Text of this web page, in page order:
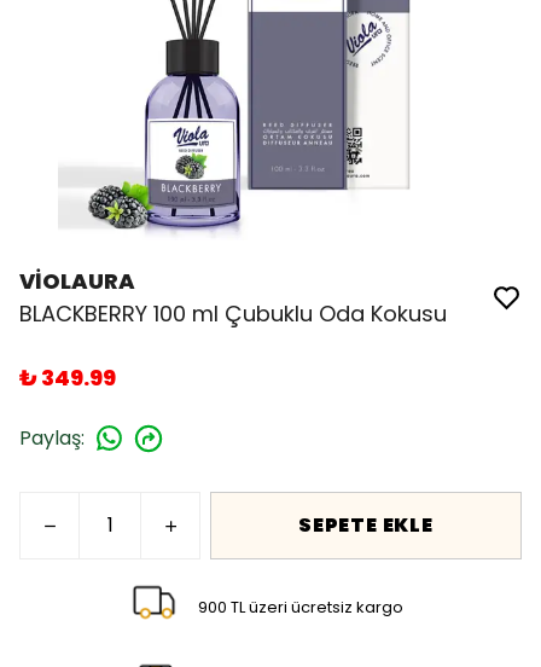
VİOLAURA
BLACKBERRY 100 ml Çubuklu Oda Kokusu
₺ 349.99
Paylaş:
SEPETE EKLE
900 TL üzeri ücretsiz kargo